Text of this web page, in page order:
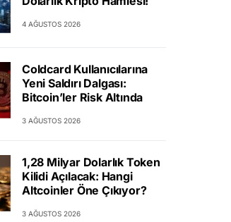
4 AĞUSTOS 2026
Coldcard Kullanıcılarına
Yeni Saldırı Dalgası:
Bitcoin’ler Risk Altında
3 AĞUSTOS 2026
1,28 Milyar Dolarlık Token
Kilidi Açılacak: Hangi
Altcoinler Öne Çıkıyor?
3 AĞUSTOS 2026